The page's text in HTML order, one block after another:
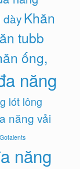
dàyKhăn
tubb
ống,
năng
lót lông
năng vải
năng